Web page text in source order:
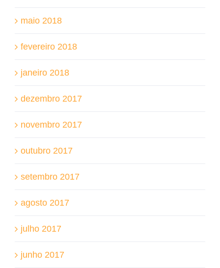
maio 2018
fevereiro 2018
janeiro 2018
dezembro 2017
novembro 2017
outubro 2017
setembro 2017
agosto 2017
julho 2017
junho 2017